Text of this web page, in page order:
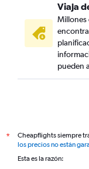
Viaja
Millones
pueden
*
Cheapflights siempre
los precios no están
Esta es la razón: